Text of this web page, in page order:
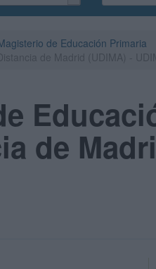
de Educación Primaria
de